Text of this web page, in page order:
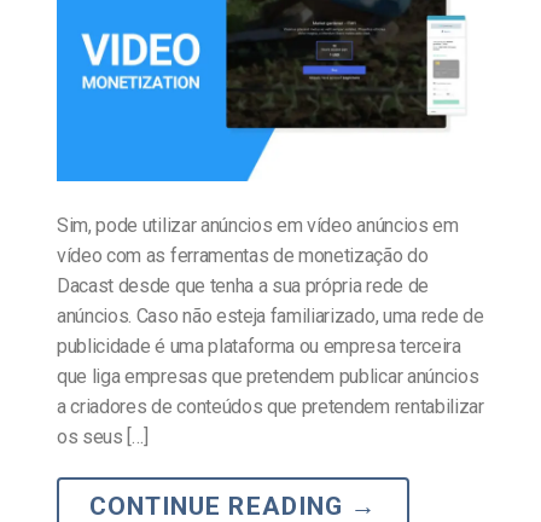
Sim, pode utilizar anúncios em vídeo anúncios em
vídeo com as ferramentas de monetização do
Dacast desde que tenha a sua própria rede de
anúncios. Caso não esteja familiarizado, uma rede de
publicidade é uma plataforma ou empresa terceira
que liga empresas que pretendem publicar anúncios
a criadores de conteúdos que pretendem rentabilizar
os seus […]
CONTINUE READING →